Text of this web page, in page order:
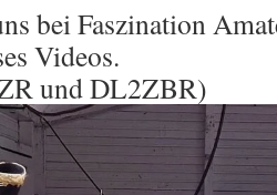
bei Faszination
Videos.
und DL2ZBR)